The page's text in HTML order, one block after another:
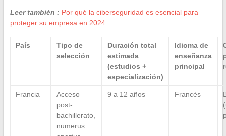
Leer también : Por qué la ciberseguridad es esencial para
proteger su empresa en 2024
País
Tipo de
selección
Duración total
estimada
(estudios +
especialización)
Idioma de
enseñanza
principal
Francia
Acceso
post-
bachillerato,
numerus
9 a 12 años Francés